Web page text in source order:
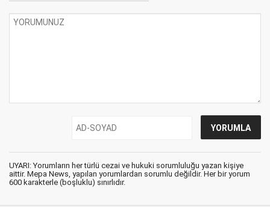
UYARI: Yorumların her türlü cezai ve hukuki sorumluluğu yazan kişiye
aittir. Mepa News, yapılan yorumlardan sorumlu değildir. Her bir yorum
600 karakterle (boşluklu) sınırlıdır.